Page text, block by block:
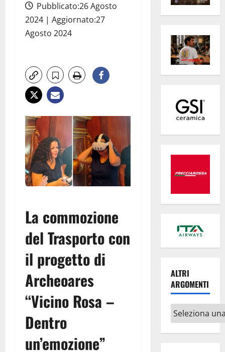
Pubblicato:26 Agosto
2024 | Aggiornato:27
Agosto 2024
La commozione
del Trasporto con
il progetto di
Archeoares
“Vicino Rosa –
Dentro
un’emozione”
ALTRI
ARGOMENTI
Altri
argomenti